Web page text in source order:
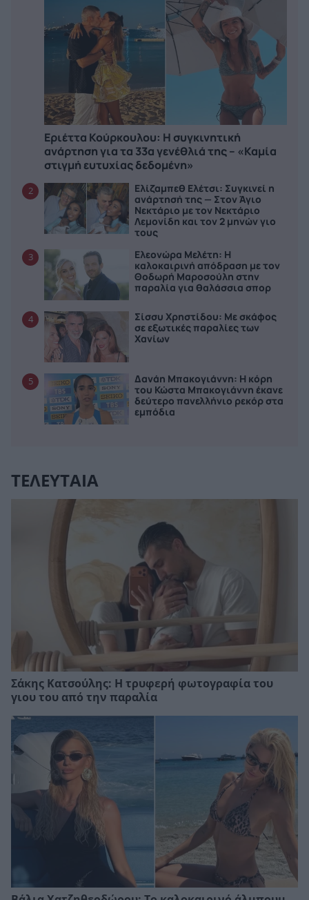
Εριέττα Κούρκουλου: Η συγκινητική
ανάρτηση για τα 33α γενέθλιά της – «Καμία
στιγμή ευτυχίας δεδομένη»
2
Ελίζαμπεθ Ελέτσι: Συγκινεί η
ανάρτησή της — Στον Άγιο
Νεκτάριο με τον Νεκτάριο
Λεμονίδη και τον 2 μηνών γιο
τους
3
Ελεονώρα Μελέτη: Η
καλοκαιρινή απόδραση με τον
Θοδωρή Μαροσούλη στην
παραλία για θαλάσσια σπορ
4
Σίσσυ Χρηστίδου: Με σκάφος
σε εξωτικές παραλίες των
Χανίων
5
Δανάη Μπακογιάννη: Η κόρη
του Κώστα Μπακογιάννη έκανε
δεύτερο πανελλήνιο ρεκόρ στα
εμπόδια
ΤΕΛΕΥΤΑΙΑ
Σάκης Κατσούλης: Η τρυφερή φωτογραφία του
γιου του από την παραλία